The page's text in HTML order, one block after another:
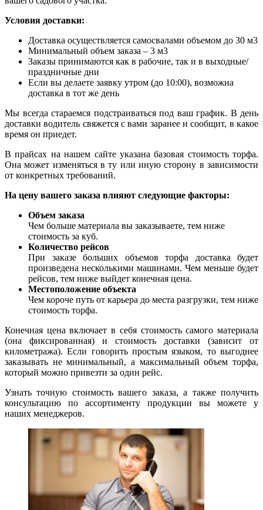
Условия доставки:
Доставка осуществляется самосвалами объемом до 30 м3
Минимальный объем заказа – 3 м3
Заказы принимаются как в рабочие, так и в выходные/
праздничные дни
Если вы делаете заявку утром (до 10:00), возможна
доставка в тот же день
Мы всегда стараемся подстраиваться под ваш график. В день
доставки водитель свяжется с вами заранее и сообщит, в какое
время он приедет.
В прайсах на нашем сайте указана базовая стоимость торфа.
Она может изменяться в ту или иную сторону в зависимости
от конкретных требований.
На цену вашего заказа влияют следующие факторы:
Объем заказа
Чем больше материала вы заказываете, тем ниже
стоимость за куб.
Количество рейсов
При заказе больших объемов торфа доставка будет
произведена несколькими машинами. Чем меньше будет
рейсов, тем ниже выйдет конечная цена.
Местоположение объекта
Чем короче путь от карьера до места разгрузки, тем ниже
стоимость торфа.
Конечная цена включает в себя стоимость самого материала
(она фиксированная) и стоимость доставки (зависит от
километража). Если говорить простым языком, то выгоднее
заказывать не минимальный, а максимальный объем торфа,
который можно привезти за один рейс.
Узнать точную стоимость вашего заказа, а также получить
консультацию по ассортименту продукции вы можете у
наших менеджеров.